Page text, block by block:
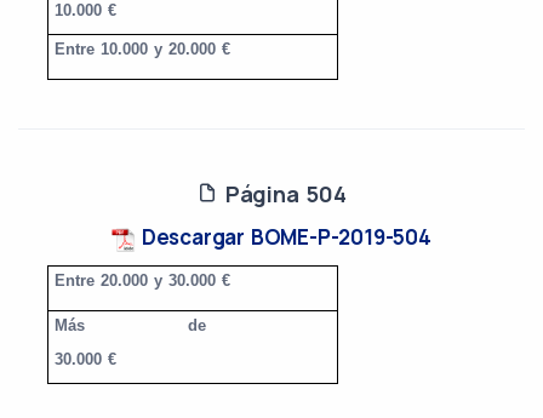
10.000 €
Entre 10.000 y 20.000 €
Página 504
Descargar BOME-P-2019-504
Entre 20.000 y 30.000 €
Más de
30.000 €